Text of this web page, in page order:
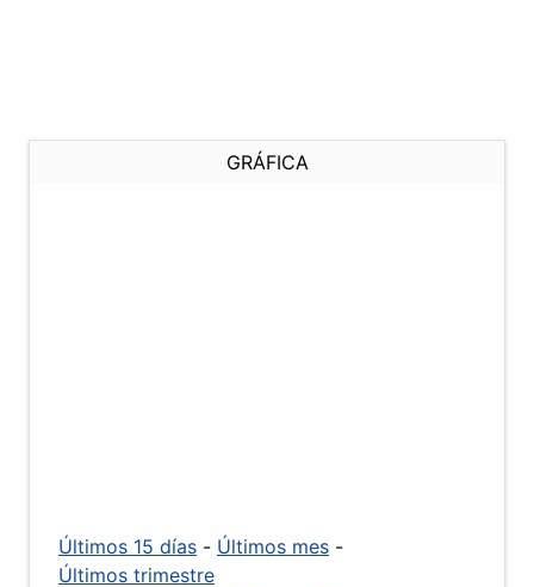
GRÁFICA
Últimos 15 días - Últimos mes -
Últimos trimestre